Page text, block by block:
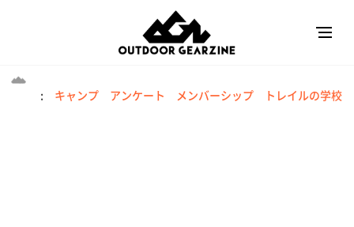
: キャンプ アンケート メンバーシップ トレイルの学校